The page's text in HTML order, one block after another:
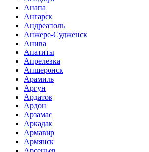
Анапа
Ангарск
Андреаполь
Анжеро-Судженск
Анива
Апатиты
Апрелевка
Апшеронск
Арамиль
Аргун
Ардатов
Ардон
Арзамас
Аркадак
Армавир
Армянск
Арсеньев